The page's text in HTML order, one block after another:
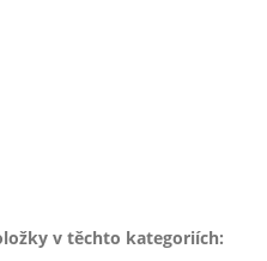
v těchto kategoriích: